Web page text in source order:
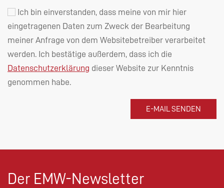
Ich bin einverstanden, dass meine von mir hier
eingetragenen Daten zum Zweck der Bearbeitung
meiner Anfrage von dem Websitebetreiber verarbeitet
werden. Ich bestätige außerdem, dass ich die
Datenschutzerklärung dieser Website zur Kenntnis
genommen habe.
Der EMW-Newsletter